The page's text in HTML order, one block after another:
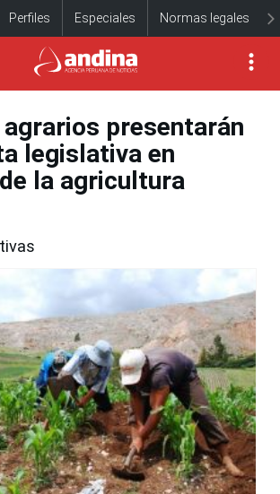
Perfiles Especiales Normas legales
presentarán
legislativa en
la agricultura